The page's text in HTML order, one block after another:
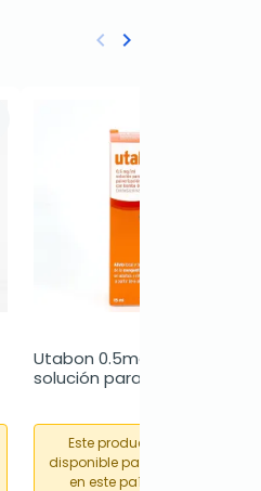
Utabon 0.5mg/ml
solución para
Este producto no está
disponible para su compra
en este país o región.
Anterior
keyboard_arrow_left Siguiente
keyboard_arrow_right